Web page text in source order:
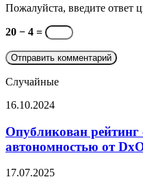
Пожалуйста, введите ответ
20 − 4 =
Случайные
Опубликован
смартфонов
с
наибольшей
от
16.10.2024
Опубликован
автономностью от
Смартфон
17.07.2025